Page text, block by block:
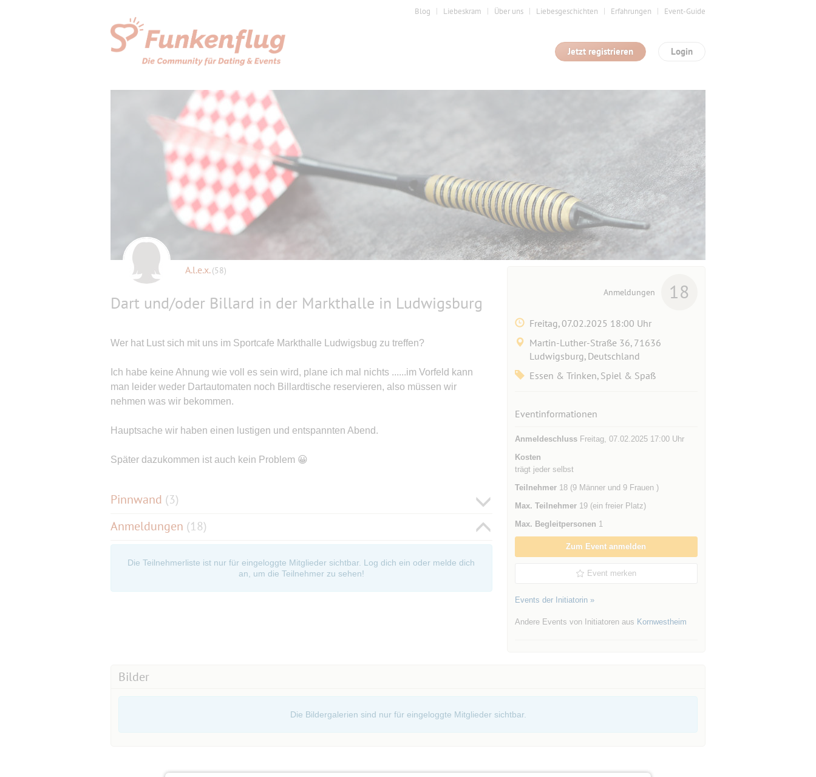
Blog Liebeskram Über uns Liebesgeschichten Erfahrungen Event-Guide
Login
Jetzt registrieren
A.l.e.x.(58)
Dart und/oder Billard in der Markthalle in Ludwigsburg
Wer hat Lust sich mit uns im Sportcafe Markthalle Ludwigsbug zu treffen?
Ich habe keine Ahnung wie voll es sein wird, plane ich mal nichts ......im Vorfeld kann
man leider weder Dartautomaten noch Billardtische reservieren, also müssen wir
nehmen was wir bekommen.
Hauptsache wir haben einen lustigen und entspannten Abend.
Später dazukommen ist auch kein Problem 😀
Pinnwand (3)
Anmeldungen (18)
Die Teilnehmerliste ist nur für eingeloggte Mitglieder sichtbar. Log dich ein oder melde dich
an, um die Teilnehmer zu sehen!
Anmeldungen 18
Freitag, 07.02.2025 18:00 Uhr
Martin-Luther-Straße 36, 71636
Ludwigsburg, Deutschland
Essen & Trinken, Spiel & Spaß
Eventinformationen
AnmeldeschlussFreitag, 07.02.2025 17:00 Uhr
Kosten
trägt jeder selbst
Teilnehmer18 (9 Männer und 9 Frauen )
Max. Teilnehmer19 (ein freier Platz)
Max. Begleitpersonen 1
Zum Event anmelden
Event merken
Events der Initiatorin »
Andere Events von Initiatoren aus Kornwestheim
Bilder
Die Bildergalerien sind nur für eingeloggte Mitglieder sichtbar.